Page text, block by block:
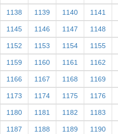
1138 1139 1140 1141
1145 1146 1147 1148
1152 1153 1154 1155
1159 1160 1161 1162
1166 1167 1168 1169
1173 1174 1175 1176
1180 1181 1182 1183
1187 1188 1189 1190